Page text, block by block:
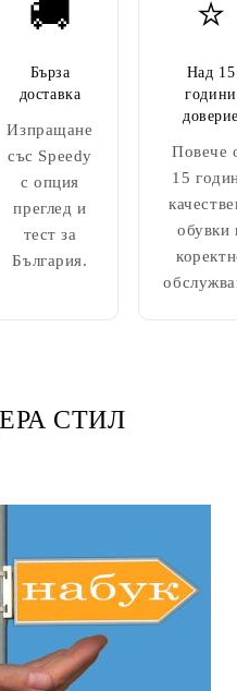
🚚
Бърза
доставка
Изпращане
със Speedy
с опция
преглед и
тест за
България.
⭐
Над 15
години
Повече
15
обувки
СТИЛ